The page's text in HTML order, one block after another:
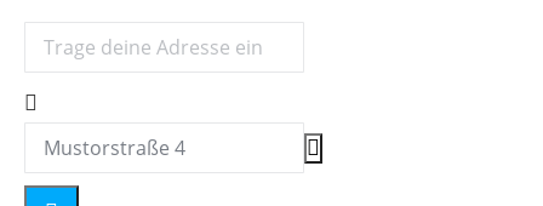
Address - OASE Vortrag []
Destination Address - OASE Vortrag []